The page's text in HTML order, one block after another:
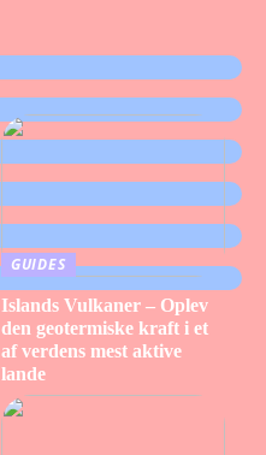
GUIDES
Islands Vulkaner – Oplev
den geotermiske kraft i et
af verdens mest aktive
lande